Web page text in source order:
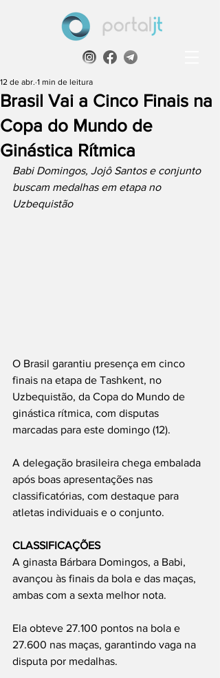
Brasil Vai a Cinco Finais na
Copa do Mundo de
Ginástica Rítmica
12 de abr. 1 min de leitura
Babi Domingos, Jojô Santos e conjunto
buscam medalhas em etapa no
Uzbequistão
O Brasil garantiu presença em cinco
finais na etapa de Tashkent, no
Uzbequistão, da Copa do Mundo de
ginástica rítmica, com disputas
marcadas para este domingo (12).
A delegação brasileira chega embalada
após boas apresentações nas
classificatórias, com destaque para
atletas individuais e o conjunto.
CLASSIFICAÇÕES
A ginasta Bárbara Domingos, a Babi,
avançou às finais da bola e das maças,
ambas com a sexta melhor nota.
Ela obteve 27.100 pontos na bola e
27.600 nas maças, garantindo vaga na
disputa por medalhas.